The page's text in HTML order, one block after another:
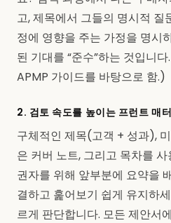
고, 제목에서 그들의 명시적 질
정에 영향을 주는 가정을 명시
된 기대를 “준수”하는 것입니
APMP 가이드를 바탕으로 함.)
2. 검토 속도를 높이는 프런트 매터
구체적인 제목(고객 + 성과),
은 커버 노트, 그리고 목차를
권자를 위해 앞부분에 요약을
결하고 훑어보기 쉽게 유지하
르게 판단합니다. 모든 제안서